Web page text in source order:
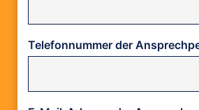
Telefonnummer der